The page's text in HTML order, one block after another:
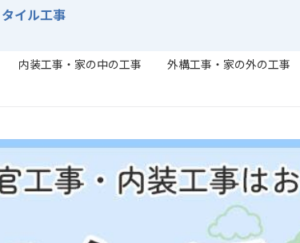
イル工事
内装工事・家の中の工事 外構工事・家の外の工事